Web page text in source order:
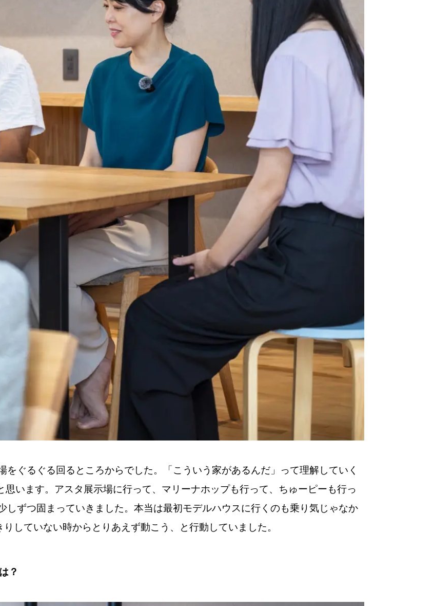
ぐるぐる回るところからでした。「こういう家があるんだ」って理解していく
います。アスタ展示場に行って、マリーナホップも行って、ちゅーピーも行っ
ずつ固まっていきました。本当は最初モデルハウスに行くのも乗り気じゃなか
していない時からとりあえず動こう、と行動していました。
？